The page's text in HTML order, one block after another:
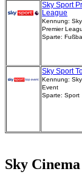
Sky Sport
League
Kennung:
Premier
Sparte: Fußball
Sky Sport
Kennung:
Event
Sparte: Sport
Sky Cinema